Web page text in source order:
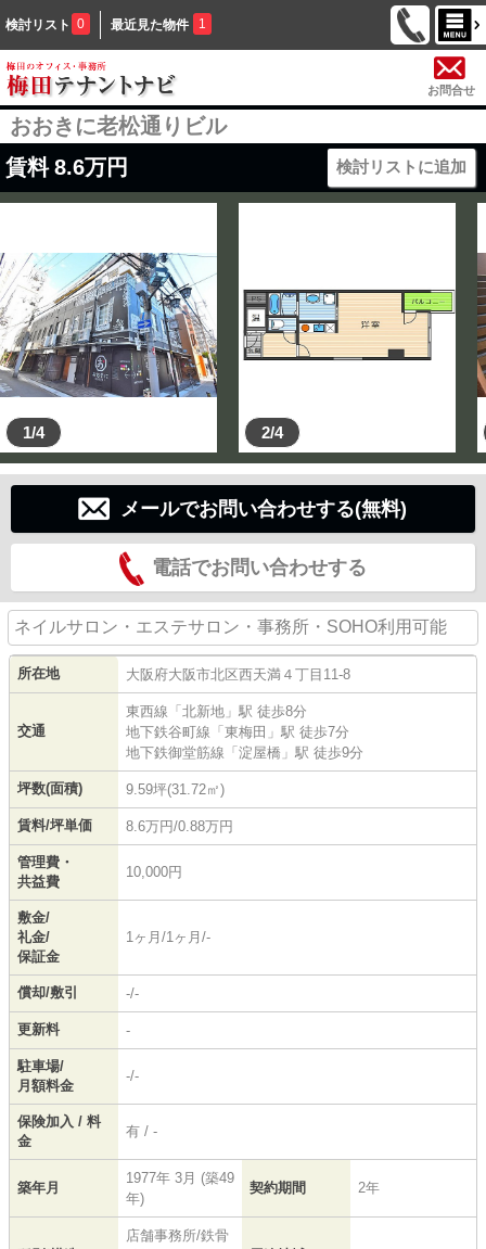
検討リスト 0 最近見た物件 1
お問合せ
おおきに老松通りビル
賃料 8.6万円 検討リストに追加
1/4 2/4
メールでお問い合わせする(無料)
電話でお問い合わせする
ネイルサロン・エステサロン・事務所・SOHO利用可能
所在地 大阪府大阪市北区西天満 ４丁目11-8
交通
東西線 「 北新地 」駅 徒歩8分
地下鉄谷町線 「 東梅田 」駅 徒歩7分
地下鉄御堂筋線 「 淀屋橋 」駅 徒歩9分
坪数(面積) 9.59坪(31.72㎡)
賃料/坪単価 8.6万円/0.88万円
管理費・
共益費
10,000円
敷金/
礼金/
保証金
1ヶ月/1ヶ月/-
償却/敷引 -/-
更新料 -
駐車場/
月額料金
-/-
保険加入 / 料
金
有 / -
築年月
1977年 3月 (築49
年)
契約期間 2年
店舗事務所/鉄骨